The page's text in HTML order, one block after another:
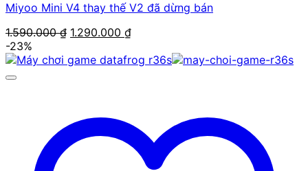
Miyoo Mini V4 thay thế V2 đã dừng bán
1.590.000₫ Giá
là:
1.290.000 ₫Giá
tại
-23%